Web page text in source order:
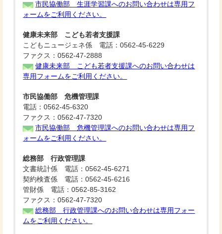
市民協働部 生涯学習課へのお問い合わせは専用フ
ォームをご利用ください。
健康未来部 こども若者支援課
こどもニュージェネ係 電話：0562-45-6229
ファクス：0562-47-2888
健康未来部 こども若者支援課へのお問い合わせは
専用フォームをご利用ください。
市民協働部 危機管理課
電話：0562-45-6320
ファクス：0562-47-7320
市民協働部 危機管理課へのお問い合わせは専用フ
ォームをご利用ください。
総務部 行政管理課
文書統計係 電話：0562-45-6271
契約検査係 電話：0562-45-6216
管財係 電話：0562-85-3162
ファクス：0562-47-7320
総務部 行政管理課へのお問い合わせは専用フォー
ムをご利用ください。